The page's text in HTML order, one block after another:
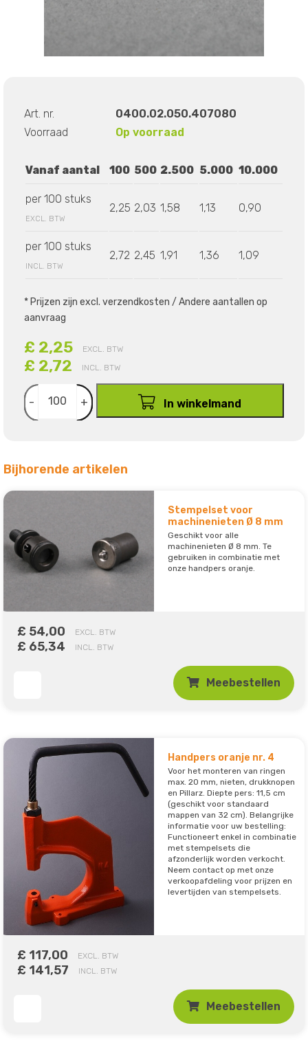
Art. nr.
0400.02.050.407080
Voorraad
Op voorraad
Vanaf aantal 100 500 2.500 5.000 10.000
per 100 stuks
EXCL. BTW
2,25 2,03 1,58 1,13 0,90
per 100 stuks
INCL. BTW
2,72 2,45 1,91 1,36 1,09
* Prijzen zijn excl. verzendkosten / Andere aantallen op
aanvraag
£ 2,25 EXCL. BTW
£ 2,72 INCL. BTW
- + In winkelmand
Bijhorende artikelen
Stempelset voor
machinenieten Ø 8 mm
Geschikt voor alle
machinenieten Ø 8 mm. Te
gebruiken in combinatie met
onze handpers oranje.
£ 54,00 EXCL. BTW
£ 65,34 INCL. BTW
Meebestellen
Handpers oranje nr. 4
Voor het monteren van ringen
max. 20 mm, nieten, drukknopen
en Pillarz. Diepte pers: 11,5 cm
(geschikt voor standaard
mappen van 32 cm). Belangrijke
informatie voor uw bestelling:
Functioneert enkel in combinatie
met stempelsets die
afzonderlijk worden verkocht.
Neem contact op met onze
verkoopafdeling voor prijzen en
levertijden van stempelsets.
£ 117,00 EXCL. BTW
£ 141,57 INCL. BTW
Meebestellen